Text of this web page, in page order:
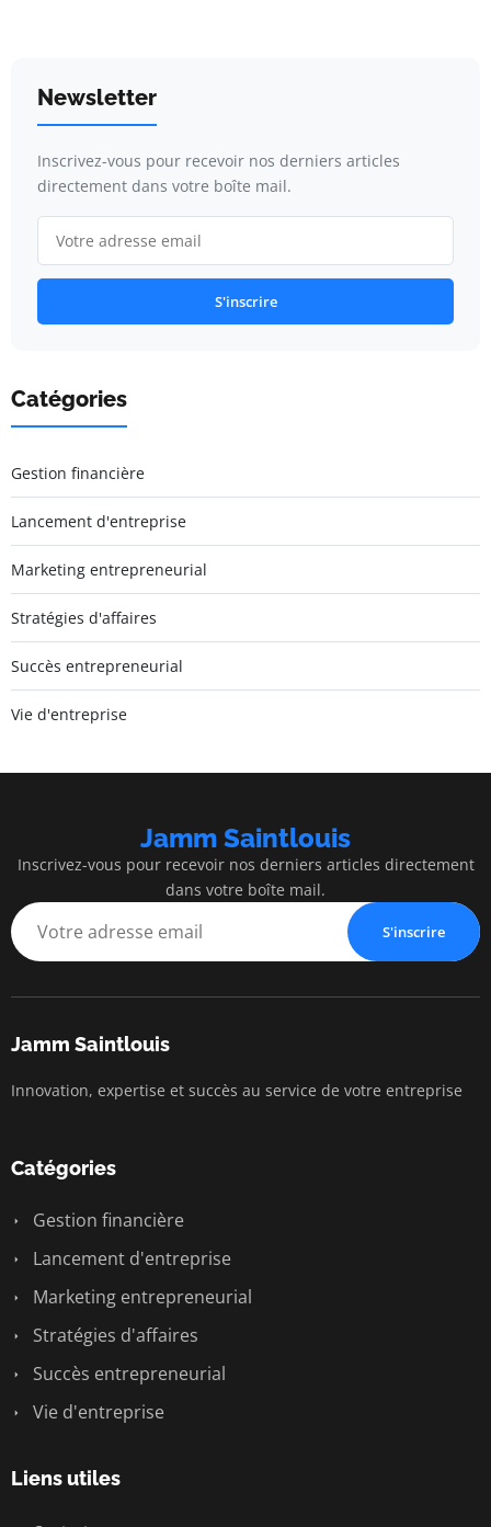
Newsletter
Inscrivez-vous pour recevoir nos derniers articles
directement dans votre boîte mail.
S'inscrire
Catégories
Gestion financière
Lancement d'entreprise
Marketing entrepreneurial
Stratégies d'affaires
Succès entrepreneurial
Vie d'entreprise
Jamm Saintlouis
Inscrivez-vous pour recevoir nos derniers articles directement
dans votre boîte mail.
S'inscrire
Jamm Saintlouis
Innovation, expertise et succès au service de votre entreprise
Catégories
Gestion financière
Lancement d'entreprise
Marketing entrepreneurial
Stratégies d'affaires
Succès entrepreneurial
Vie d'entreprise
Liens utiles